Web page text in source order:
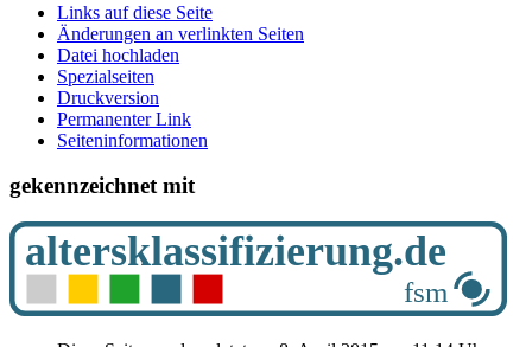
Links auf diese Seite
Änderungen an verlinkten Seiten
Datei hochladen
Spezialseiten
Druckversion
Permanenter Link
Seiten­­informationen
gekennzeichnet mit